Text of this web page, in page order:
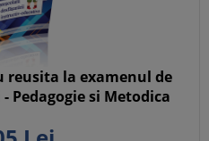
reusita la examenul de
Pedagogie si Metodica